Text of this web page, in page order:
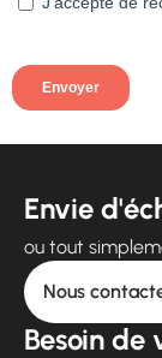
Envie
ou tout
Nous
Besoin de